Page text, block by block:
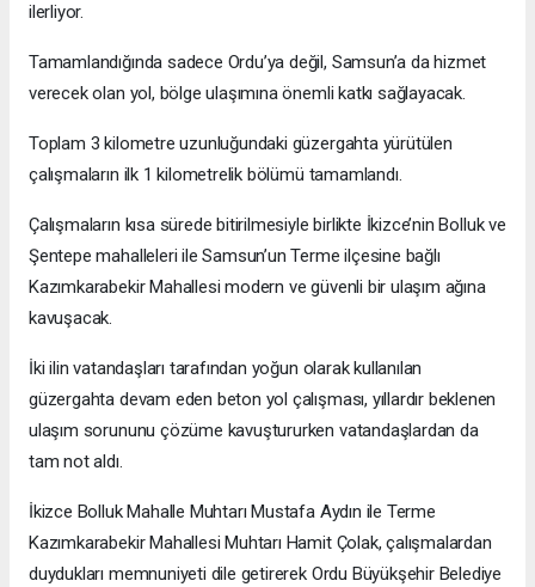
ilerliyor.
Tamamlandığında sadece Ordu’ya değil, Samsun’a da hizmet
verecek olan yol, bölge ulaşımına önemli katkı sağlayacak.
Toplam 3 kilometre uzunluğundaki güzergahta yürütülen
çalışmaların ilk 1 kilometrelik bölümü tamamlandı.
Çalışmaların kısa sürede bitirilmesiyle birlikte İkizce’nin Bolluk ve
Şentepe mahalleleri ile Samsun’un Terme ilçesine bağlı
Kazımkarabekir Mahallesi modern ve güvenli bir ulaşım ağına
kavuşacak.
İki ilin vatandaşları tarafından yoğun olarak kullanılan
güzergahta devam eden beton yol çalışması, yıllardır beklenen
ulaşım sorununu çözüme kavuştururken vatandaşlardan da
tam not aldı.
İkizce Bolluk Mahalle Muhtarı Mustafa Aydın ile Terme
Kazımkarabekir Mahallesi Muhtarı Hamit Çolak, çalışmalardan
duydukları memnuniyeti dile getirerek Ordu Büyükşehir Belediye